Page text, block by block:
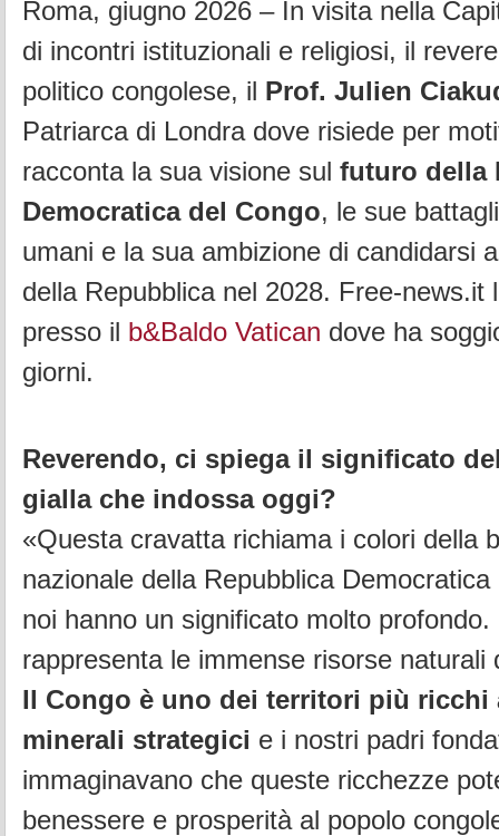
Roma, giugno 2026 – In visita nella
di incontri istituzionali e religiosi, il
politico congolese, il Prof. Julien
Patriarca di Londra dove risiede per
racconta la sua visione sul futuro della
Democratica del Congo, le sue
umani e la sua ambizione di candidarsi
della Repubblica nel 2028. Free-news.it
presso il b&Baldo Vatican dove ha
giorni.
Reverendo, ci spiega il significato
gialla che indossa oggi?
«Questa cravatta richiama i colori della
nazionale della Repubblica
noi hanno un significato molto profondo.
rappresenta le immense risorse naturali
Il Congo è uno dei territori più ricchi
minerali strategici e i nostri padri
immaginavano che queste ricchezze
benessere e prosperità al popolo